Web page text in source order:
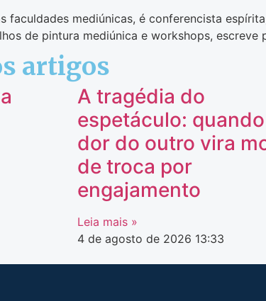
faculdades mediúnicas, é conferencista
de pintura mediúnica e workshops, escreve
artigos
A tragédia do
espetáculo:
dor do outro vira
de troca por
engajamento
Leia mais »
4 de agosto de 2026 13:33